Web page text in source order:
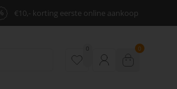
€10,- korting eerste online aankoop
0 0